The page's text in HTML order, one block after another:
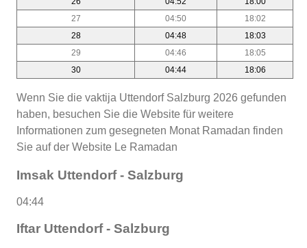
27
04:50
18:02
28
04:48
18:03
29
04:46
18:05
30
04:44 18:06
Wenn Sie die vaktija Uttendorf Salzburg 2026 gefunden
haben, besuchen Sie die Website für weitere
Informationen zum gesegneten Monat Ramadan finden
Sie auf der Website Le Ramadan
Imsak Uttendorf - Salzburg
04:44
Iftar Uttendorf - Salzburg